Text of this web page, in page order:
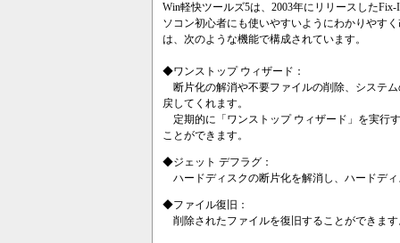
Win軽快ツールズ5は、2003年にリリースした
ソコン初心者にも使いやすいようにわかりやす
は、次のような機能で構成されています。
◆ワンストップ ウィザード：
断片化の解消や不要ファイルの削除、システ
戻してくれます。
定期的に「ワンストップ ウィザード」を実行
ことができます。
◆ジェット デフラグ：
ハードディスクの断片化を解消し、ハードデ
◆ファイル復旧：
削除されたファイルを復旧することができます